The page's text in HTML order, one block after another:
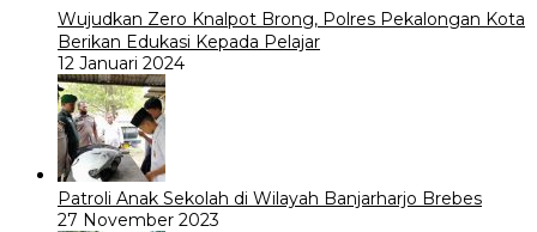
Wujudkan Zero Knalpot Brong, Polres Pekalongan Kota
Berikan Edukasi Kepada Pelajar
12 Januari 2024
Patroli Anak Sekolah di Wilayah Banjarharjo Brebes
27 November 2023